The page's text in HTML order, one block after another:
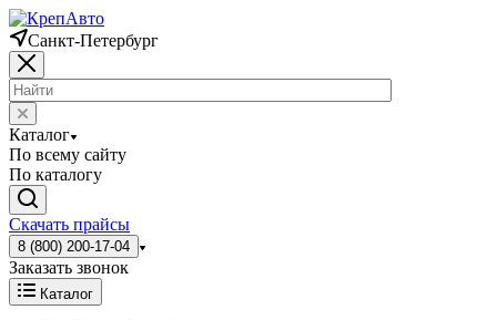
Санкт-Петербург
Каталог
По всему сайту
По каталогу
Скачать прайсы
8 (800) 200-17-04
Заказать звонок
Каталог